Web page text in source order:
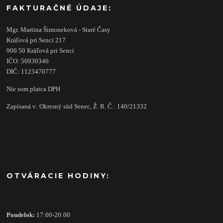
FAKTURAČNÉ ÚDAJE:
Mgr. Martina Šimoneková - Staré Časy
Kráľová pri Senci 217
900 50 Kráľová pri Senci
IČO: 50930346
DIČ: 1123470777
Nie som platca DPH
Zapísaná v: Okresný súd Senec, Ž. R. Č.: 140/21332
OTVÁRACIE HODINY:
Pondelok: 17:00-20:00